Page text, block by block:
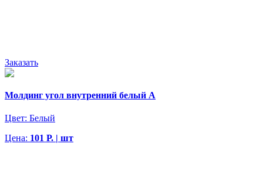
Заказать
Молдинг угол внутренний белый А
Цвет: Белый
Цена: 101 Р. | шт